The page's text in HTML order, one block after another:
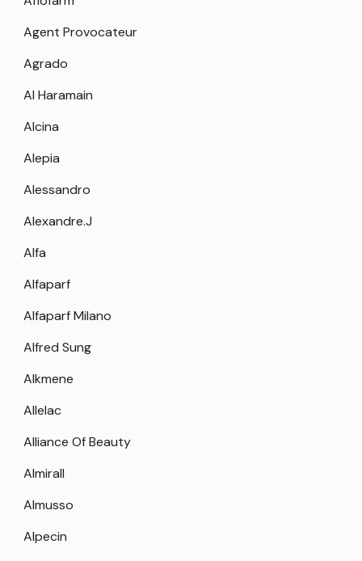
Agent Provocateur
Agrado
Al Haramain
Alcina
Alepia
Alessandro
Alexandre.J
Alfa
Alfaparf
Alfaparf Milano
Alfred Sung
Alkmene
Allelac
Alliance Of Beauty
Almirall
Almusso
Alpecin